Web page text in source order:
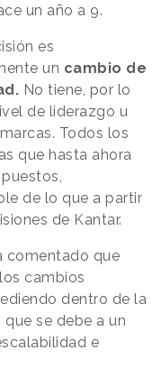
un año a 9.
es
un cambio de
No tiene, por lo
de liderazgo u
Todos los
que hasta ahora
de lo que a partir
de Kantar.
comentado que
cambios
dentro de la
se debe a un
e